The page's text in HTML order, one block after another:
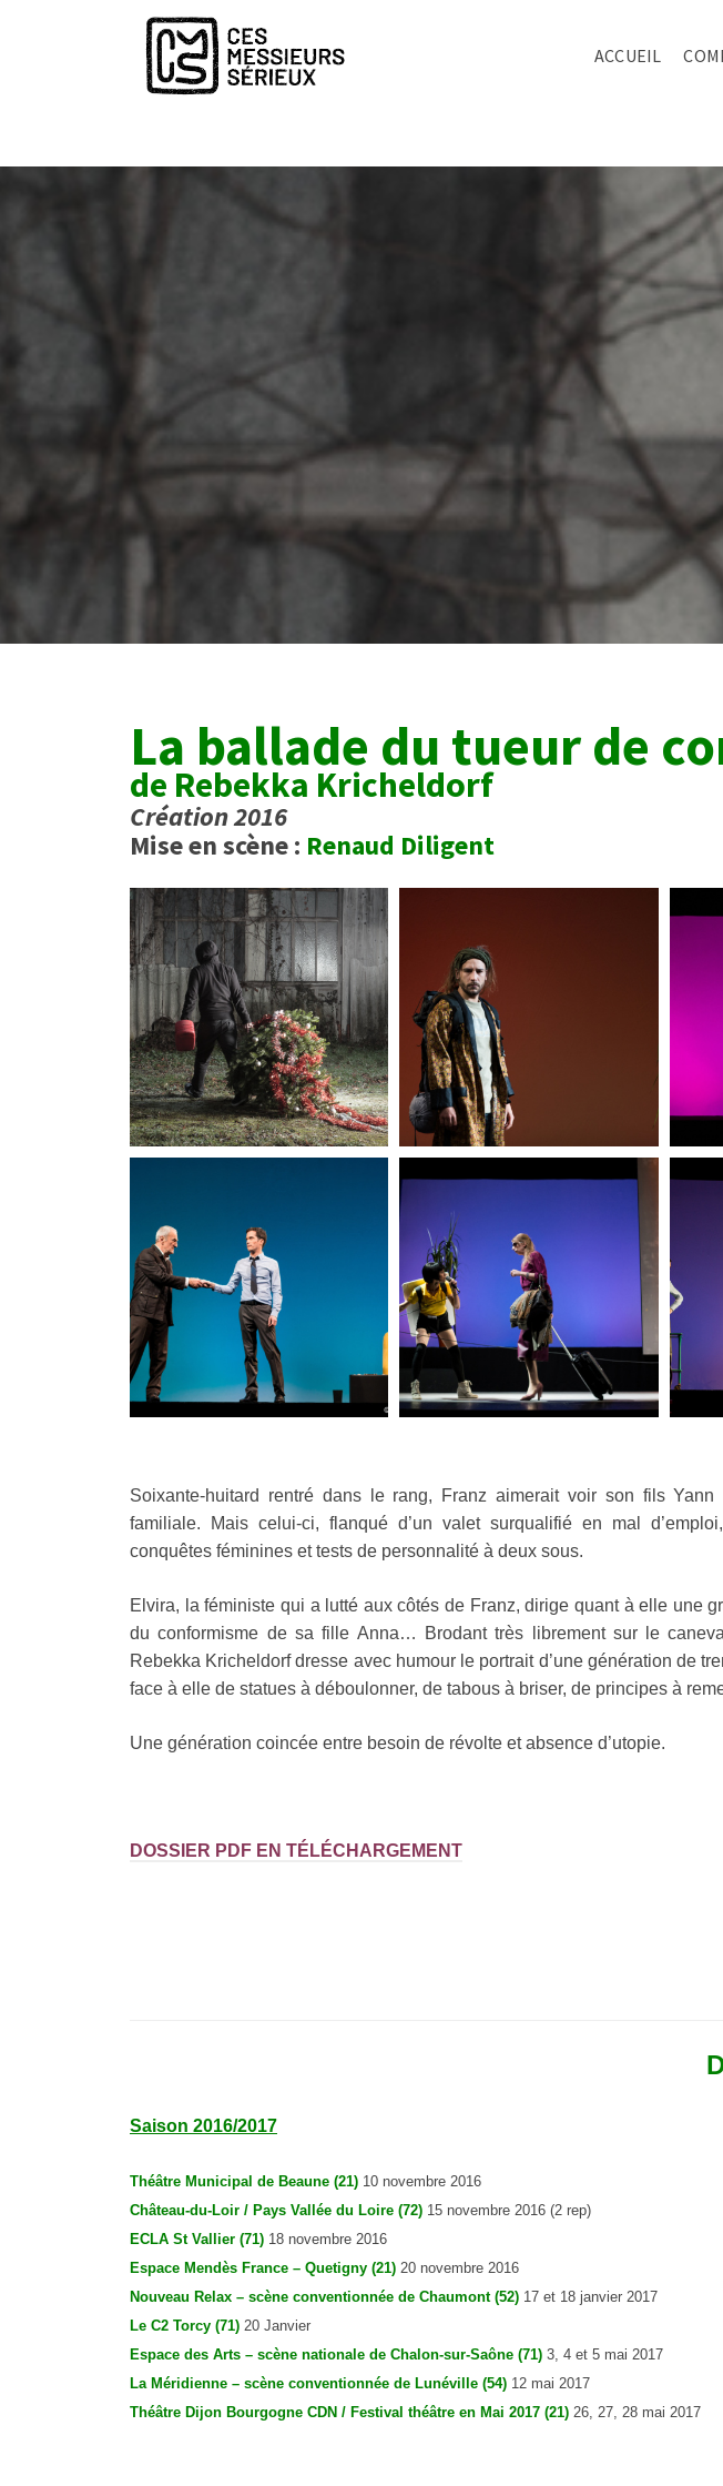
ACCUEIL
La ballade du tueur de
de Rebekka Kricheldorf
Création 2016
Mise en scène : Renaud Diligent
Soixante-huitard rentré dans le rang, Franz aimerait voir son fils Yann
familiale. Mais celui-ci, flanqué d’un valet surqualifié en mal
conquêtes féminines et tests de personnalité à deux sous.
Elvira, la féministe qui a lutté aux côtés de Franz, dirige quant à elle une
du conformisme de sa fille Anna… Brodant très librement sur le
Rebekka Kricheldorf dresse avec humour le portrait d’une génération de
face à elle de statues à déboulonner, de tabous à briser, de principes à
Une génération coincée entre besoin de révolte et absence d’utopie.
DOSSIER PDF EN TÉLÉCHARGEMENT
Saison 2016/2017
Théâtre Municipal de Beaune (21) 10 novembre 2016
Château-du-Loir / Pays Vallée du Loire (72) 15 novembre 2016 (2 rep)
ECLA St Vallier (71) 18 novembre 2016
Espace Mendès France – Quetigny (21) 20 novembre 2016
Nouveau Relax – scène conventionnée de Chaumont (52) 17 et 18 janvier 2017
Le C2 Torcy (71) 20 Janvier
Espace des Arts – scène nationale de Chalon-sur-Saône (71) 3, 4 et 5 mai 2017
La Méridienne – scène conventionnée de Lunéville (54) 12 mai 2017
Théâtre Dijon Bourgogne CDN / Festival théâtre en Mai 2017 (21) 26, 27, 28 mai 2017